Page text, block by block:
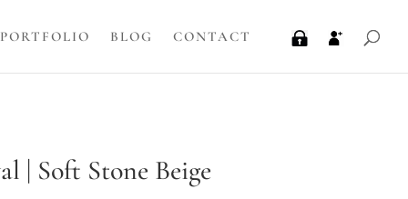
PORTFOLIO BLOG CONTACT
| Soft Stone Beige